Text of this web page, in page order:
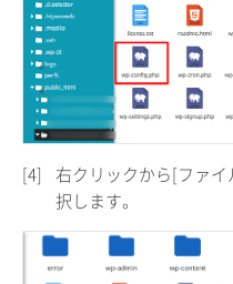
[4]
右クリックから[ファ
択します。